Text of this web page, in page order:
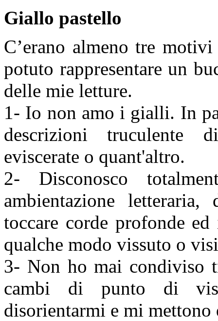
Giallo pastello
C’erano almeno tre
potuto rappresentare un
delle mie letture.
1- Io non amo i gialli. In
descrizioni truculente
eviscerate o quant'altro.
2- Disconosco
ambientazione
toccare corde profonde
qualche modo vissuto o
3- Non ho mai condiviso
cambi di punto di
disorientarmi e mi